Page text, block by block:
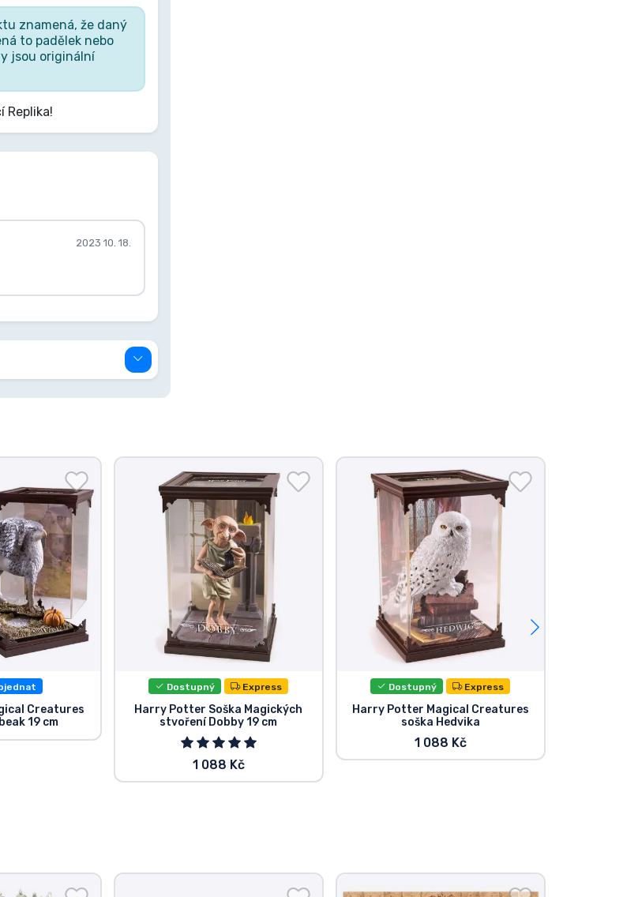
znamená, že daný
to padělek nebo
jsou originální
Replika!
2023 10. 18.
Creatures
19 cm
Dostupný Express
Harry Potter Soška Magických
stvoření Dobby 19 cm
1 088 Kč
Dostupný Express
Harry Potter Magical Creatures
soška Hedvika
1 088 Kč